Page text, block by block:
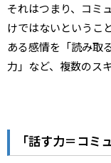
それはつまり、コミ
けではないというこ
ある感情を「読み取
力」など、複数のス
「話す力＝コミ